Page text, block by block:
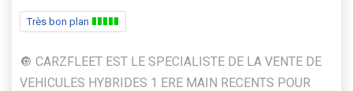
Très bon plan
🔘 CARZFLEET EST LE SPECIALISTE DE LA VENTE DE
VEHICULES HYBRIDES 1 ERE MAIN RECENTS POUR